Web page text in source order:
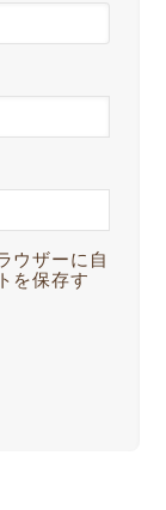
ウザーに自
を保存す